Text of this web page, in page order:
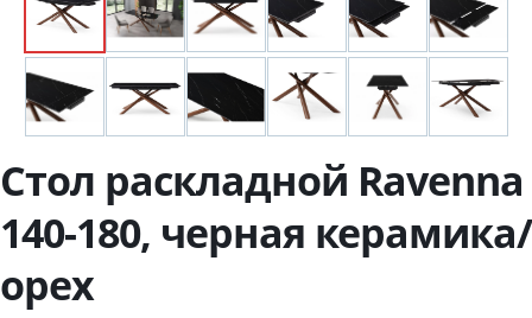
Стол раскладной Ravenna
140-180, черная керамика/
орех